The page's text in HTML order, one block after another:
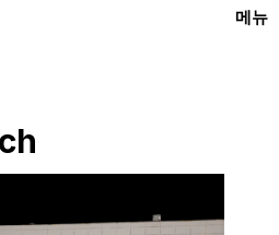
메뉴